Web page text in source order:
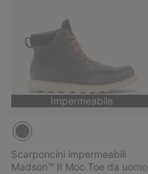
Impermeabile
Scarponcini impermeabili
Madson™ II Moc Toe da uomo